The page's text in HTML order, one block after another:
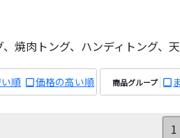
焼肉トング、ハンディトング、
順 価格の高い順 商品グループ
1